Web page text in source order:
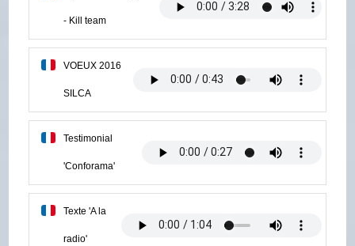
- Kill team
VOEUX 2016
SILCA
Testimonial
'Conforama'
Texte 'A la
radio'